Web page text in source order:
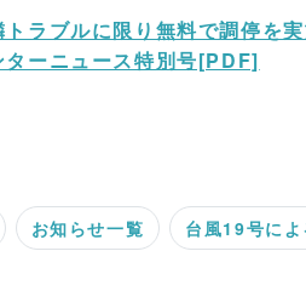
トラブルに限り無料で調停を
ーニュース特別号[PDF]
お知らせ一覧 台風19号に